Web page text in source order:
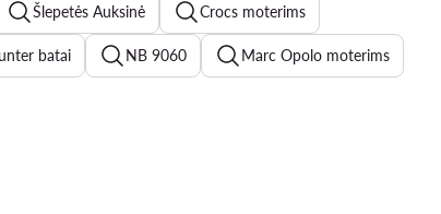
Šlepetės Auksinė Crocs moterims
batai NB 9060 Marc Opolo moterims